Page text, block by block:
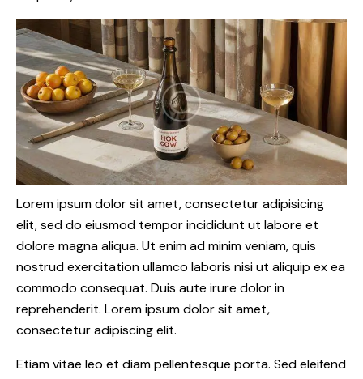
Lorem ipsum dolor sit amet, consectetur adipisicing
elit, sed do eiusmod tempor incididunt ut labore et
dolore magna aliqua. Ut enim ad minim veniam, quis
nostrud exercitation ullamco laboris nisi ut aliquip ex ea
commodo consequat. Duis aute irure dolor in
reprehenderit. Lorem ipsum dolor sit amet,
consectetur adipiscing elit.
Etiam vitae leo et diam pellentesque porta. Sed eleifend